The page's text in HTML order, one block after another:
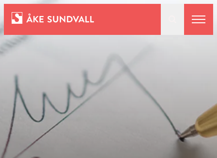
Bostäder
Lokaler och parkering
Entreprenad
Om oss